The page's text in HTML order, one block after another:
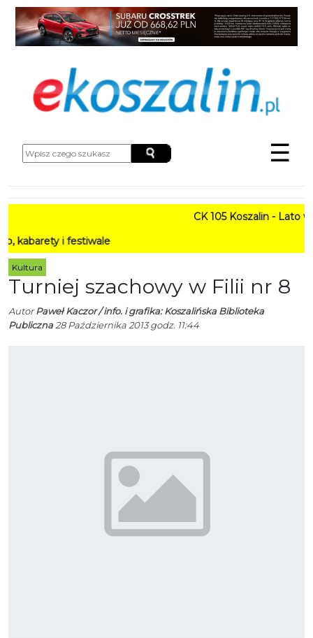
☰
CK 105 Koszalin - Lato w
i festiwale
Kultura
Turniej szachowy w Filii nr 8
AutorPaweł Kaczor / info. i grafika: Koszalińska Biblioteka
Publiczna28 Października 2013 godz. 11:44